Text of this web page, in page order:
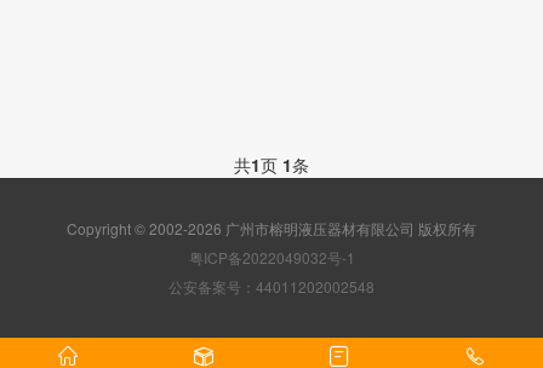
共1页 1条
Copyright © 2002-2026 广州市榕明液压器材有限公司 版权所有
粤ICP备2022049032号-1
公安备案号：44011202002548